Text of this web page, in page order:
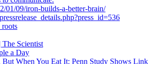
01/09/iron-builds-a-better-brain/
Scientist
a Day
But When You Eat It: Penn Study Shows